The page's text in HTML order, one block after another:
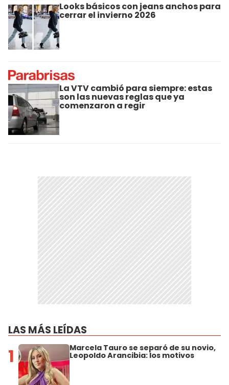
Looks básicos con jeans anchos para
cerrar el invierno 2026
La VTV cambió para siempre: estas
son las nuevas reglas que ya
comenzaron a regir
LAS MÁS LEÍDAS
1 Marcela Tauro se separó de su novio,
Leopoldo Arancibia: los motivos